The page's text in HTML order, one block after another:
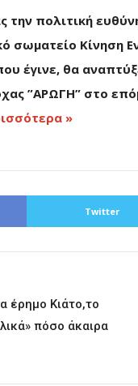
την πολιτική
σωματείο Κίνηση
έγινε, θα
”ΑΡΩΓΗ” στο
»
Twitter
έρημο Κιάτο,το
πόσο άκαιρα